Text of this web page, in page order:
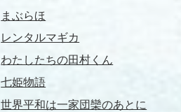
まぶらほ
レンタルマギカ
わたしたちの田村くん
七姫物語
世界平和は一家団欒のあとに